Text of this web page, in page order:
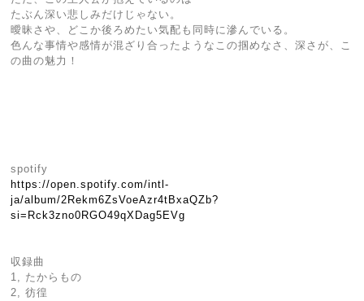
たぶん深い悲しみだけじゃない。
曖昧さや、どこか後ろめたい気配も同時に滲んでいる。
色んな事情や感情が混ざり合ったようなこの掴めなさ、深さが、こ
の曲の魅力！
spotify
https://open.spotify.com/intl-
ja/album/2Rekm6ZsVoeAzr4tBxaQZb?
si=Rck3zno0RGO49qXDag5EVg
収録曲
1, たからもの
2, 彷徨